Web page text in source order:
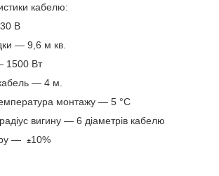
кабелю:
В
— 9,6 м кв.
1500 Вт
— 4 м.
монтажу — 5 °C
вигину — 6 діаметрів кабелю
—
±10%